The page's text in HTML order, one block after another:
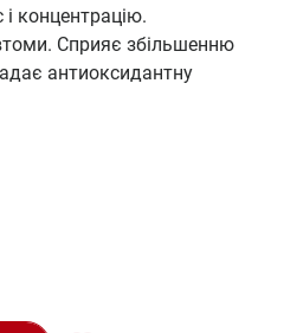
концентрацію.
Сприяє збільшенню
антиоксидантну